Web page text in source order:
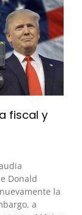
fiscal y
Donald
la
a